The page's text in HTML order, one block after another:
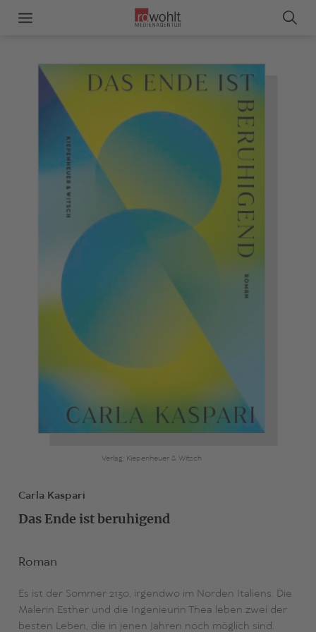
Verlag: Kiepenheuer & Witsch
Carla Kaspari
Das Ende ist beruhigend
Roman
Es ist der Sommer 2130, irgendwo im Norden Italiens. Die
Malerin Esther und die Ingenieurin Thea leben zwei der
besten Leben, die in jenen Jahren noch möglich sind.